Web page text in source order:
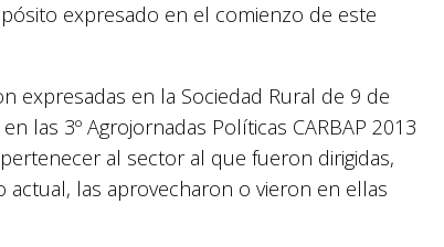
expresado en el comienzo de este
expresadas en la Sociedad Rural de 9 de
las 3º Agrojornadas Políticas CARBAP 2013
al sector al que fueron dirigidas,
las aprovecharon o vieron en ellas